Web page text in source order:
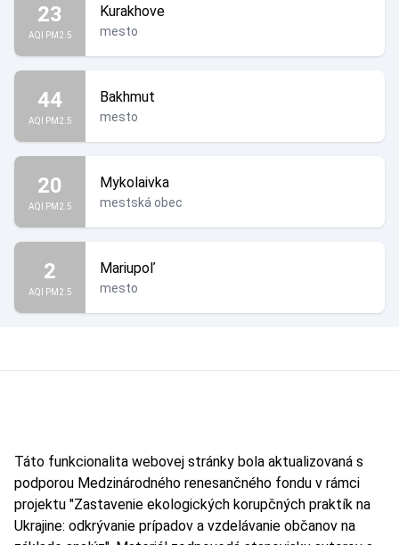
23
AQI PM2.5
Kurakhove
mesto
44
AQI PM2.5
Bakhmut
mesto
20
AQI PM2.5
Mykolaivka
mestská obec
2
AQI PM2.5
Mariupoľ
mesto
Táto funkcionalita webovej stránky bola aktualizovaná s
podporou Medzinárodného renesančného fondu v rámci
projektu "Zastavenie ekologických korupčných praktík na
Ukrajine: odkrývanie prípadov a vzdelávanie občanov na